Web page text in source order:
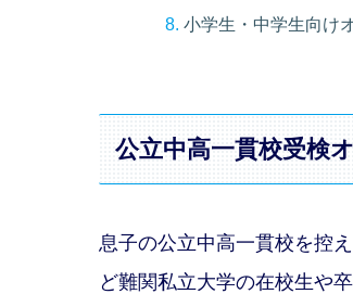
小学生・中学生向け
公立中高一貫校受検
息子の公立中高一貫校を控
ど難関私立大学の在校生や